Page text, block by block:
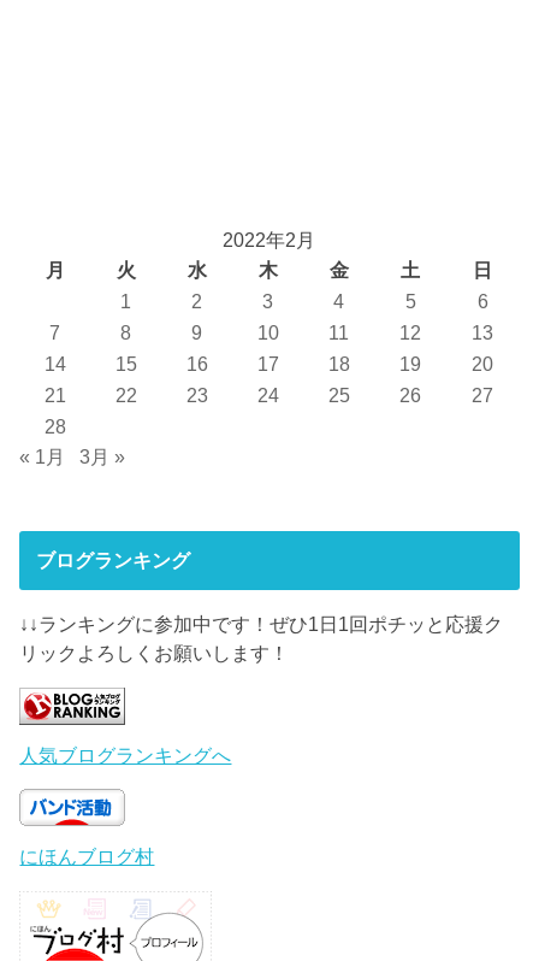
2022年2月
月
火 水 木 金 土
日
1
2 3 4 5
6
7
8 9 10 11 12
13
14
15 16 17 18 19
20
21
22 23 24 25 26
27
28
« 1月
3月 »
ブログランキング
↓↓ランキングに参加中です！ぜひ1日1回ポチッと応援ク
リックよろしくお願いします！
人気ブログランキングへ
にほんブログ村